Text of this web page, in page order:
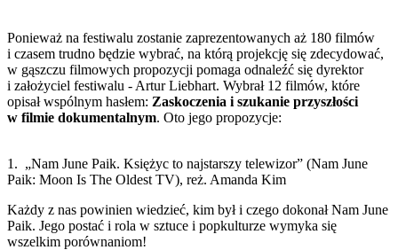
Ponieważ na festiwalu zostanie zaprezentowanych aż 180 filmów
i czasem trudno będzie wybrać, na którą projekcję się zdecydować,
w gąszczu filmowych propozycji pomaga odnaleźć się dyrektor
i założyciel festiwalu - Artur Liebhart. Wybrał 12 filmów, które
opisał wspólnym hasłem: Zaskoczenia i szukanie przyszłości
w filmie dokumentalnym. Oto jego propozycje:
1. „Nam June Paik. Księżyc to najstarszy telewizor” (Nam June
Paik: Moon Is The Oldest TV), reż. Amanda Kim
Każdy z nas powinien wiedzieć, kim był i czego dokonał Nam June
Paik. Jego postać i rola w sztuce i popkulturze wymyka się
wszelkim porównaniom!